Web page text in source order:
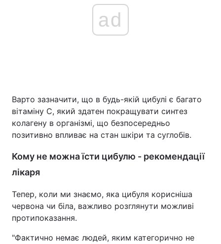
ad
Варто зазначити, що в будь-якій цибулі є багато
вітаміну С, який здатен покращувати синтез
колагену в організмі, що безпосередньо
позитивно впливає на стан шкіри та суглобів.
Кому не можна їсти цибулю - рекомендації
лікаря
Тепер, коли ми знаємо, яка цибуля корисніша
червона чи біла, важливо розглянути можливі
протипоказання.
"Фактично немає людей, яким категорично не